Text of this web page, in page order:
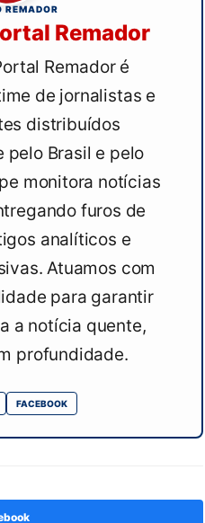
REMADOR
Remador
Remador é
de jornalistas e
distribuídos
Brasil e pelo
monitora notícias
furos de
analíticos e
Atuamos com
para garantir
a notícia quente,
profundidade.
FACEBOOK